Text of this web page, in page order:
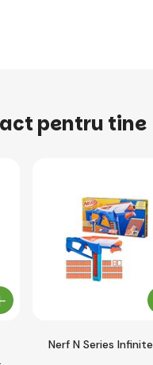
pentru tine
Nerf N Series Infinite